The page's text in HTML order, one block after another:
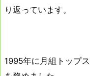
り返っています。
1995年に月組トップ